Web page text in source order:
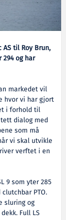
til Roy Brun,
og har
markedet vil
hvor vi har gjort
i forhold til
dialog med
som må
vi skal utvikle
verftet i en
9 som yter 285
PTO.
sluring og
Full LS